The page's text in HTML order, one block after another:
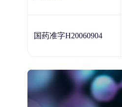
国药准字H20060904